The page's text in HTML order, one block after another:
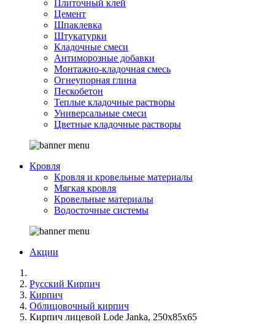
Плиточный клей
Цемент
Шпаклевка
Штукатурки
Кладочные смеси
Антиморозные добавки
Монтажно-кладочная смесь
Огнеупорная глина
Пескобетон
Теплые кладочные растворы
Универсальные смеси
Цветные кладочные растворы
Кровля
Кровля и кровельные материалы
Мягкая кровля
Кровельные материалы
Водосточные системы
Акции
Русский Кирпич
Кирпич
Облицовочный кирпич
Кирпич лицевой Lode Janka, 250x85x65